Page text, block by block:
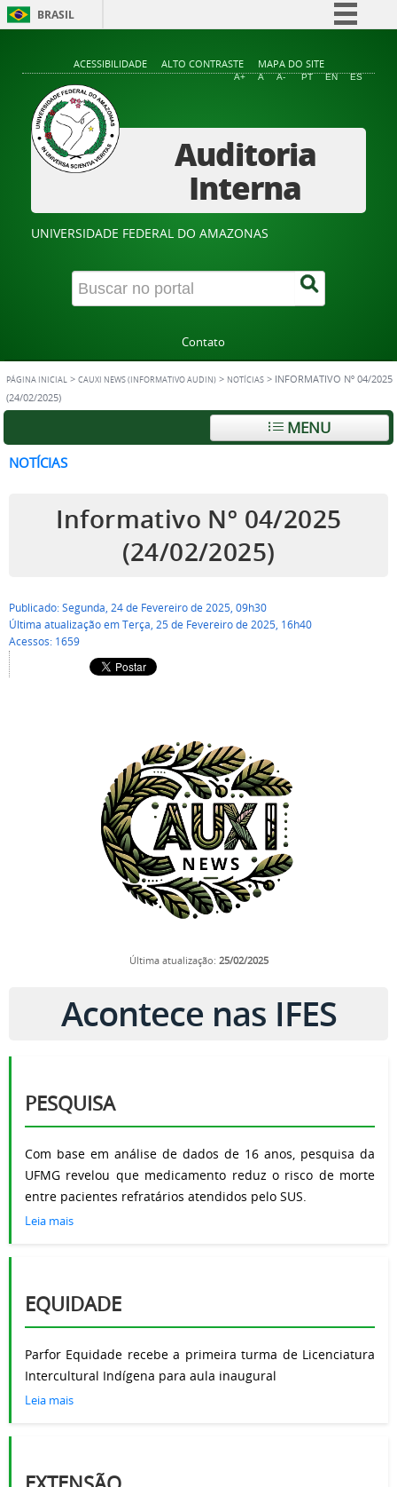
BRASIL
Comunica BR
Acesso à informação
Legislação
Canais
ACESSIBILIDADE ALTO CONTRASTE MAPA DO SITE
A+ A A- PT EN ES
Auditoria
Interna
UNIVERSIDADE FEDERAL DO AMAZONAS
Contato
PÁGINA INICIAL > CAUXI NEWS (INFORMATIVO AUDIN) > NOTÍCIAS > INFORMATIVO Nº 04/2025
(24/02/2025)
MENU
NOTÍCIAS
Informativo Nº 04/2025
(24/02/2025)
Publicado: Segunda, 24 de Fevereiro de 2025, 09h30
Última atualização em Terça, 25 de Fevereiro de 2025, 16h40
Acessos: 1659
Última atualização: 25/02/2025
Acontece nas IFES
PESQUISA
Com base em análise de dados de 16 anos, pesquisa da
UFMG revelou que medicamento reduz o risco de morte
entre pacientes refratários atendidos pelo SUS.
Leia mais
EQUIDADE
Parfor Equidade recebe a primeira turma de Licenciatura
Intercultural Indígena para aula inaugural
Leia mais